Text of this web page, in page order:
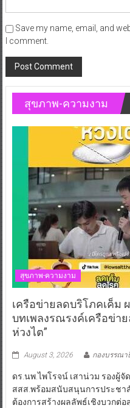
Save my name, email, and
I comment.
สุขภาพ-ความงาม
สุขภาพ-ความงาม
เครือข่ายลดบริโภคเค็ม
บทเพลงรณรงค์เครือข่า
ห่วงไต”
August 3, 2026 กองบรรณา
ดร.นพ.ไพโรจน์ เสาน่วม รองผู้จั
สสส.พร้อมสนับสนุนการประชา
ต้องการสร้างผลลัพธ์เชิงบวกต่